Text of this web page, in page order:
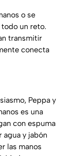
o se
un reto.
transmitir
conecta
Peppa y
es una
con espuma
agua y jabón
las manos